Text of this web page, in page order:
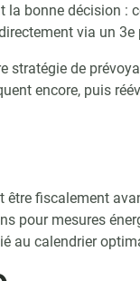
la bonne décision :
via un 3e
stratégie de
encore, puis
être fiscalement
pour mesures
au calendrier